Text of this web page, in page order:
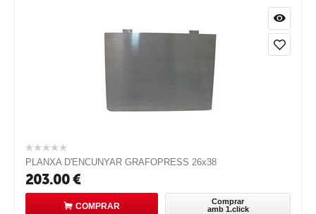
PLANXA D'ENCUNYAR GRAFOPRESS 26x38
203.00€
COMPRAR
Comprar
amb 1.click